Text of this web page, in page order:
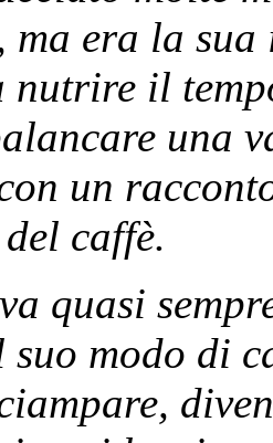
ma era la
il
una
un
caffè.
quasi
modo di